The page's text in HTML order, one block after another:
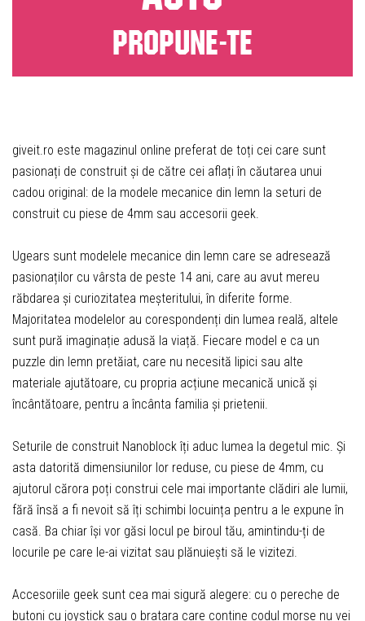
PROPUNE-TE
giveit.ro este magazinul online preferat de toți cei care sunt
pasionați de construit și de către cei aflați în căutarea unui
cadou original: de la modele mecanice din lemn la seturi de
construit cu piese de 4mm sau accesorii geek.
Ugears sunt modelele mecanice din lemn care se adresează
pasionaților cu vârsta de peste 14 ani, care au avut mereu
răbdarea și curiozitatea meșteritului, în diferite forme.
Majoritatea modelelor au corespondenți din lumea reală, altele
sunt pură imaginație adusă la viață. Fiecare model e ca un
puzzle din lemn pretăiat, care nu necesită lipici sau alte
materiale ajutătoare, cu propria acțiune mecanică unică și
încântătoare, pentru a încânta familia și prietenii.
Seturile de construit Nanoblock îți aduc lumea la degetul mic. Și
asta datorită dimensiunilor lor reduse, cu piese de 4mm, cu
ajutorul cărora poți construi cele mai importante clădiri ale lumii,
fără însă a fi nevoit să îți schimbi locuința pentru a le expune în
casă. Ba chiar își vor găsi locul pe biroul tău, amintindu-ți de
locurile pe care le-ai vizitat sau plănuiești să le vizitezi.
Accesoriile geek sunt cea mai sigură alegere: cu o pereche de
butoni cu joystick sau o bratara care contine codul morse nu vei